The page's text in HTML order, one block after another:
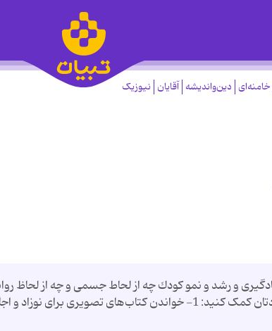
دین‌واندیشه آقایان نیوزیک
و رشد و نمو كودك چه از لحاط جسمی و چه از لحاظ
عمل به این توصیه‌ها می‌توانید به نمو نوزادتان کمک کنید: 1- خواندن کتاب‌های تصویری